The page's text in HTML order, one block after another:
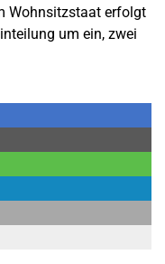
Wohnsitzstaat erfolgt
um ein, zwei